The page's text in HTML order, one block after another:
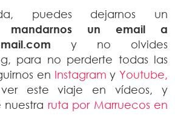
puedes dejarnos un
mandarnos un email a
y no olvides
para no perderte todas las
en Instagram yYoutube,
este viaje en vídeos, y
nuestra ruta por Marruecos en